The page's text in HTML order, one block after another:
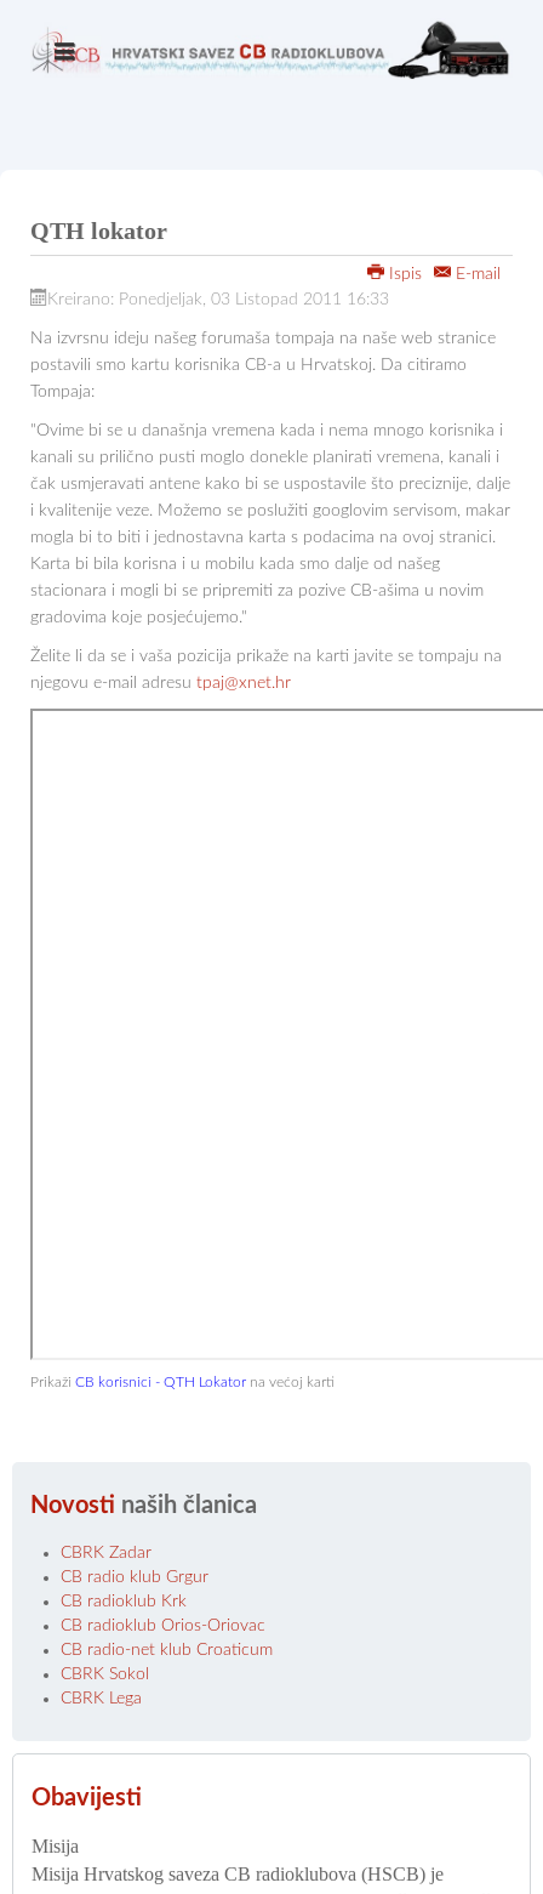
QTH lokator
Ispis
E-mail
Kreirano: Ponedjeljak, 03 Listopad 2011 16:33
Na izvrsnu ideju našeg forumaša tompaja na naše web stranice
postavili smo kartu korisnika CB-a u Hrvatskoj. Da citiramo
Tompaja:
"Ovime bi se u današnja vremena kada i nema mnogo korisnika i
kanali su prilično pusti moglo donekle planirati vremena, kanali i
čak usmjeravati antene kako bi se uspostavile što preciznije, dalje
i kvalitenije veze. Možemo se poslužiti googlovim servisom, makar
mogla bi to biti i jednostavna karta s podacima na ovoj stranici.
Karta bi bila korisna i u mobilu kada smo dalje od našeg
stacionara i mogli bi se pripremiti za pozive CB-ašima u novim
gradovima koje posjećujemo."
Želite li da se i vaša pozicija prikaže na karti javite se tompaju na
njegovu e-mail adresu tpaj@xnet.hr
Prikaži CB korisnici - QTH Lokator na većoj karti
Novosti naših članica
CBRK Zadar
CB radio klub Grgur
CB radioklub Krk
CB radioklub Orios-Oriovac
CB radio-net klub Croaticum
CBRK Sokol
CBRK Lega
Obavijesti
Misija
Misija Hrvatskog saveza CB radioklubova (HSCB) je